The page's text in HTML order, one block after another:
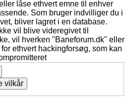
låse ethvert emne til enhver
Som bruger indvilliger du i
bliver lagret i en database.
vil blive videregivet til
vil hverken "Baneforum.dk" eller
ethvert hackingforsøg, som kan